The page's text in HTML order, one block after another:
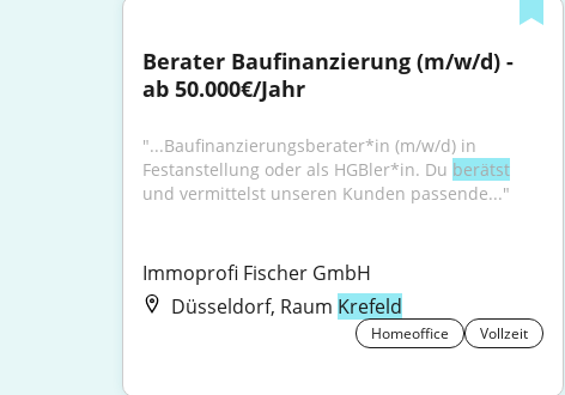
Berater Baufinanzierung (m/w/d) -
ab 50.000€/Jahr
"...Baufinanzierungsberater*in (m/w/d) in
Festanstellung oder als HGBler*in. Du berätst
und vermittelst unseren Kunden passende..."
Immoprofi Fischer GmbH
Düsseldorf, Raum Krefeld
Homeoffice Vollzeit